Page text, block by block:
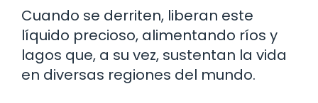
Cuando se derriten, liberan este
líquido precioso, alimentando ríos y
lagos que, a su vez, sustentan la vida
en diversas regiones del mundo.